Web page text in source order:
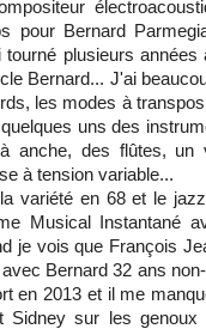
pour Bernard
plusieurs
Bernard... J'ai
les modes à
uns des
anche, des flûtes, un
à tension variable...
variété en 68 et le
Musical Instantané
je vois que François
Bernard 32 ans
en 2013 et il me
Sidney sur les